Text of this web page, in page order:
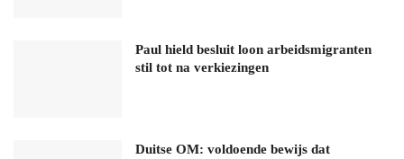
Paul hield besluit loon arbeidsmigranten
stil tot na verkiezingen
Duitse OM: voldoende bewijs dat